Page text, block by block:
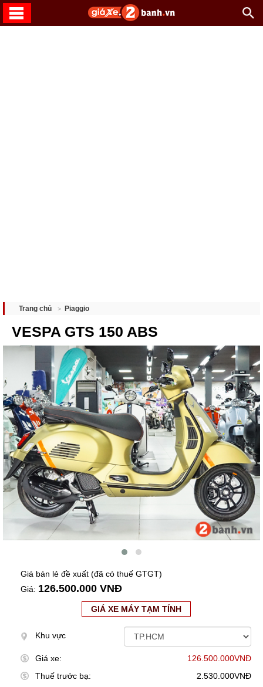
Trang chủ Piaggio
VESPA GTS 150 ABS
Giá bán lẻ đề xuất (đã có thuế GTGT)
Giá: 126.500.000 VNĐ
GIÁ XE MÁY TẠM TÍNH
Khu vực
Giá xe:
126.500.000VNĐ
Thuế trước bạ:
2.530.000VNĐ